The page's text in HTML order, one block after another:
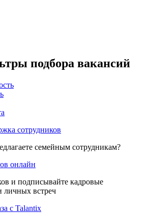
подбора вакансий
сотрудников
семейным сотрудникам?
онлайн
и подписывайте кадровые
личных встреч
с Talantix